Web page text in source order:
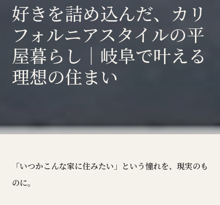
好きを詰め込んだ、カリ
フォルニアスタイルの平
屋暮らし｜岐阜で叶える
理想の住まい
「いつかこんな家に住みたい」という憧れを、現実のも
のに。